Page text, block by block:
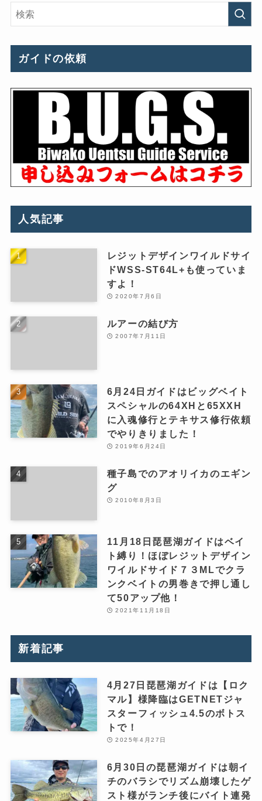
ガイドの依頼
人気記事
レジットデザインワイルドサイ
ドWSS-ST64L+も使っていま
すよ！
2020年7月6日
ルアーの結び方
2007年7月11日
6月24日ガイドはビッグベイト
スペシャルの64XHと65XXH
に入魂修行とテキサス修行依頼
でやりきりました！
2019年6月24日
種子島でのアオリイカのエギン
グ
2010年8月3日
11月18日琵琶湖ガイドはベイ
ト縛り！ほぼレジットデザイン
ワイルドサイド７３MLでクラ
ンクベイトの男巻きで押し通し
て50アップ他！
2021年11月18日
新着記事
4月27日琵琶湖ガイドは【ロク
マル】様降臨はGETNETジャ
スターフィッシュ4.5のボトス
トで！
2025年4月27日
6月30日の琵琶湖ガイドは朝イ
チのバラシでリズム崩壊したゲ
スト様がランチ後にバイト連発